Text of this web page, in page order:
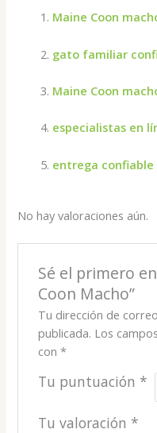
Maine Coon
gato familiar
Maine Coon
especialistas en
entrega confiable
No hay valoraciones aún.
Sé el primero
Coon Macho”
Tu dirección de
publicada. Los
con *
Tu puntuación *
Tu valoración *